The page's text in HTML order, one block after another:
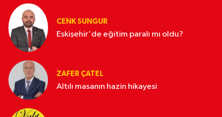
CENK SUNGUR
Eskişehir'de eğitim paralı mı oldu?
ZAFER ÇATEL
Altılı masanın hazin hikayesi